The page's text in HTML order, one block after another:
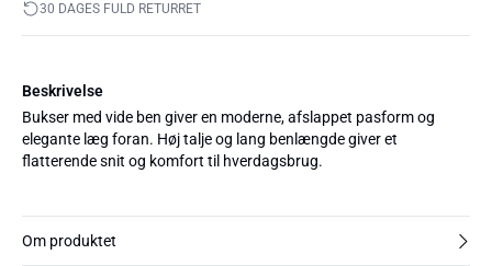
30 DAGES FULD RETURRET
Beskrivelse
Bukser med vide ben giver en moderne, afslappet pasform og
elegante læg foran. Høj talje og lang benlængde giver et
flatterende snit og komfort til hverdagsbrug.
Om produktet